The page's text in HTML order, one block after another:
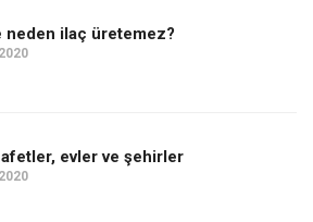
neden ilaç üretemez?
afetler, evler ve şehirler